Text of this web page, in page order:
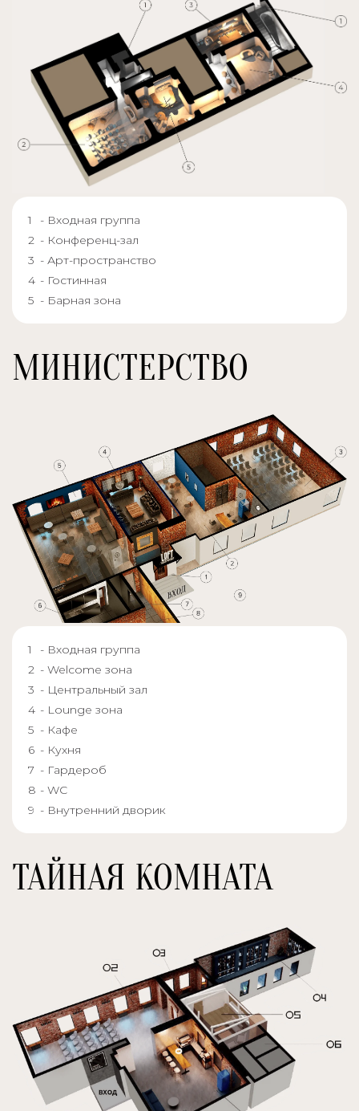
- Входная группа
- Конференц-зал
- Арт-пространство
- Гостинная
- Барная зона
МИНИСТЕРСТВО
- Входная группа
- Welcome зона
- Центральный зал
- Lounge зона
- Кафе
- Кухня
- Гардероб
- WC
- Внутренний дворик
ТАЙНАЯ КОМНАТА